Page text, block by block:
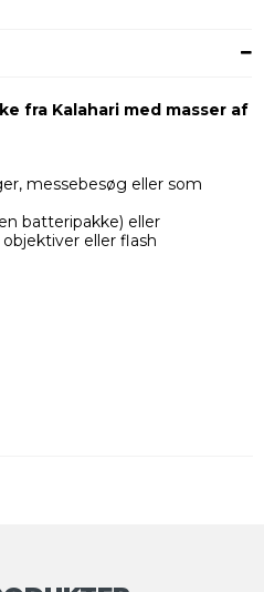
fra Kalahari med masser af
messebesøg eller som
batteripakke) eller
eller flash